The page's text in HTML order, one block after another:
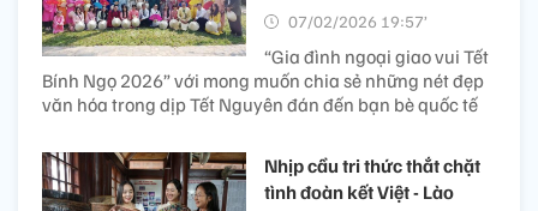
07/02/2026 19:57’
“Gia đình ngoại giao vui Tết
Bính Ngọ 2026” với mong muốn chia sẻ những nét đẹp
văn hóa trong dịp Tết Nguyên đán đến bạn bè quốc tế
Nhịp cầu tri thức thắt chặt
tình đoàn kết Việt - Lào